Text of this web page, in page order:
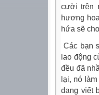
cười trên
hương
hứa sẽ
Các bạn
lao động
đều đã
lại, nó
đang viết